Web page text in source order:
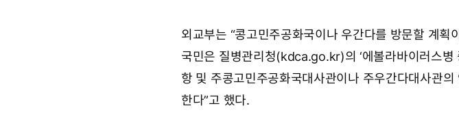
외교부는 “콩고민주공화국이나 우간다를 방문할 계획
국민은 질병관리청(kdca.go.kr)의 ‘에볼라바이러스병
항 및 주콩고민주공화국대사관이나 주우간다대사관
한다”고 했다.